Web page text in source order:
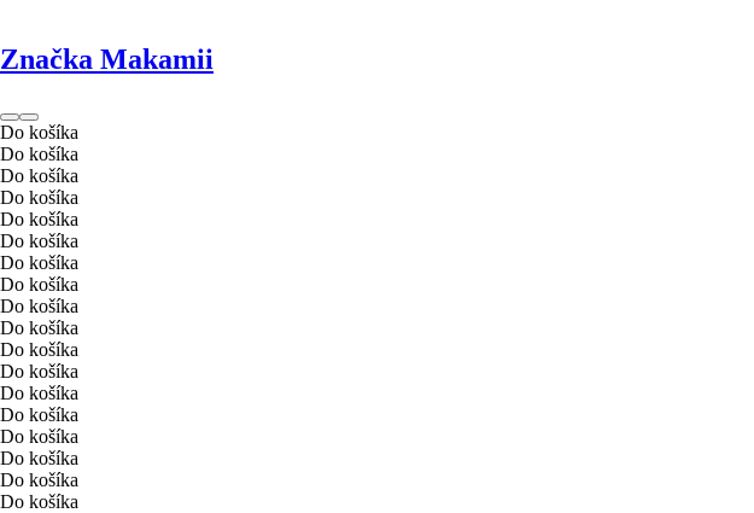
Značka Makamii
Do košíka
Do košíka
Do košíka
Do košíka
Do košíka
Do košíka
Do košíka
Do košíka
Do košíka
Do košíka
Do košíka
Do košíka
Do košíka
Do košíka
Do košíka
Do košíka
Do košíka
Do košíka